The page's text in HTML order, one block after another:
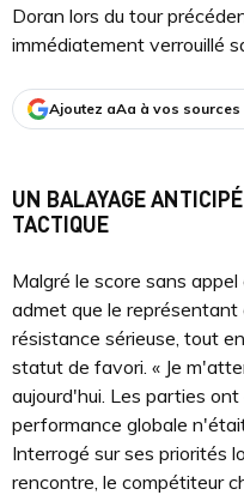
Doran lors du tour
immédiatement verrouillé
Ajoutez aAa à vos
UN BALAYAGE
TACTIQUE
Malgré le score sans
admet que le représentant
résistance sérieuse, tout
statut de favori. « Je
aujourd'hui. Les parties
performance globale
Interrogé sur ses priorités
rencontre, le compétiteur